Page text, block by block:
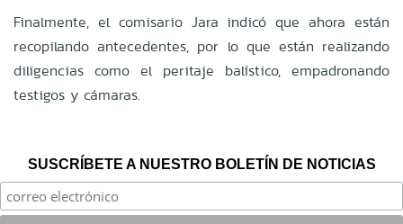
Finalmente, el comisario Jara indicó que ahora están
recopilando antecedentes, por lo que están realizando
diligencias como el peritaje balístico, empadronando
testigos y cámaras.
SUSCRÍBETE A NUESTRO BOLETÍN DE NOTICIAS